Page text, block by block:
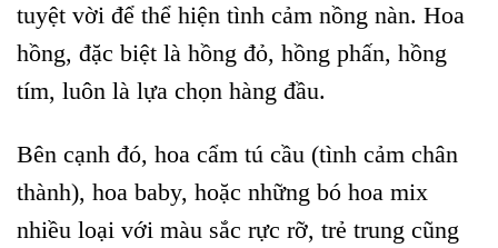
tuyệt vời để thể hiện tình cảm nồng nàn. Hoa
hồng, đặc biệt là hồng đỏ, hồng phấn, hồng
tím, luôn là lựa chọn hàng đầu.
Bên cạnh đó, hoa cẩm tú cầu (tình cảm chân
thành), hoa baby, hoặc những bó hoa mix
nhiều loại với màu sắc rực rỡ, trẻ trung cũng